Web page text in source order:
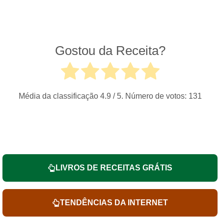
Gostou da Receita?
Média da classificação 4.9 / 5. Número de votos: 131
LIVROS DE RECEITAS GRÁTIS
TENDÊNCIAS DA INTERNET